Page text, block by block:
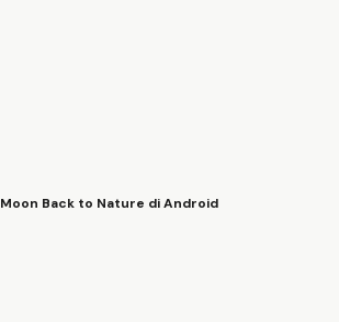
Back to Nature di Android